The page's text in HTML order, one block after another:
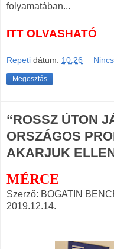
folyamatában...
ITT OLVASHATÓ
Repeti dátum: 10:26
Megosztás
“ROSSZ ÚTON
ORSZÁGOS
AKARJUK
MÉRCE
Szerző: BOGATIN
2019.12.14.